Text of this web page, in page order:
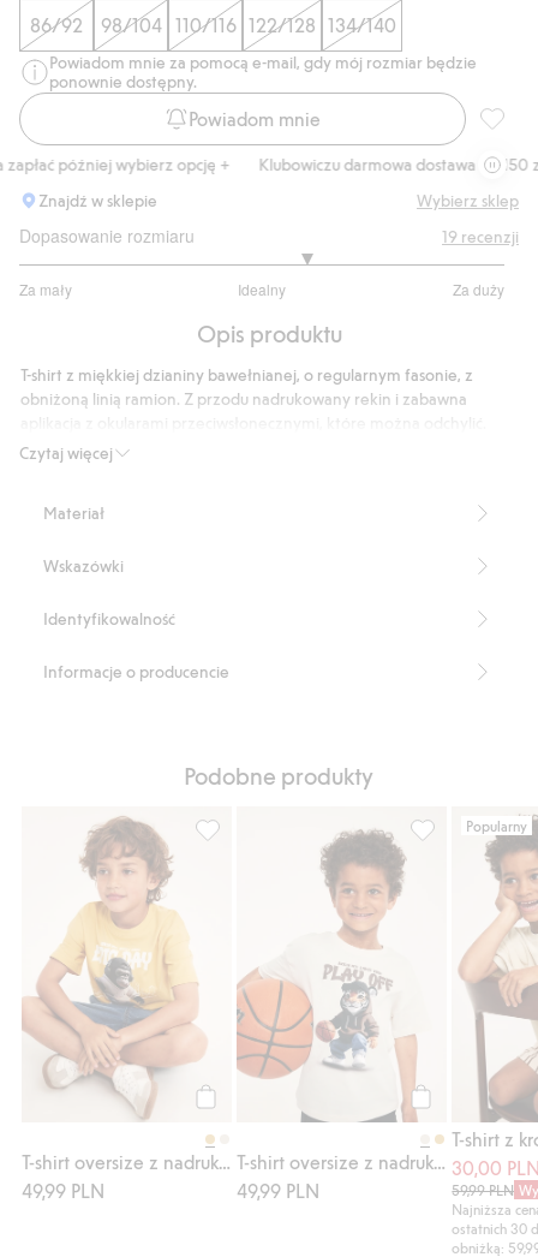
86/92 98/104 110/116 122/128 134/140
Powiadom mnie za pomocą e-mail, gdy mój rozmiar będzie
ponownie dostępny.
Powiadom mnie
później wybierz opcję +
Klubowiczu darmowa dostawa od 150 zł
Znajdź w sklepie
Wybierz sklep
Dopasowanie rozmiaru
Za mały Idealny Za duży
na
11
głosów
19 recenzji
Opis produktu
Czytaj więcej
T-shirt z miękkiej dzianiny bawełnianej, o regularnym fasonie, z
obniżoną linią ramion. Z przodu nadrukowany rekin i zabawna
Numer artykułu
Materiał
Wskazówki
Identyfikowalność
Informacje o producencie
Podobne produkty
49,99 PLN
T-shirt oversize z nadrukowanym
Kup
49,99 PLN
T-shirt
Popularny
30,00
59,99 PLN
Najniższa
ostatnich 30
obniżką: